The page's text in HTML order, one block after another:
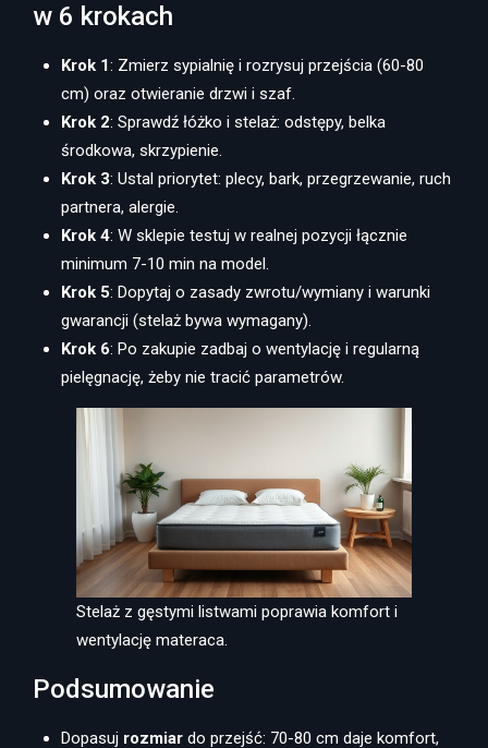
w 6 krokach
Krok 1: Zmierz sypialnię i rozrysuj przejścia (60-80
cm) oraz otwieranie drzwi i szaf.
Krok 2: Sprawdź łóżko i stelaż: odstępy, belka
środkowa, skrzypienie.
Krok 3: Ustal priorytet: plecy, bark, przegrzewanie, ruch
partnera, alergie.
Krok 4: W sklepie testuj w realnej pozycji łącznie
minimum 7-10 min na model.
Krok 5: Dopytaj o zasady zwrotu/wymiany i warunki
gwarancji (stelaż bywa wymagany).
Krok 6: Po zakupie zadbaj o wentylację i regularną
pielęgnację, żeby nie tracić parametrów.
Stelaż z gęstymi listwami poprawia komfort i
wentylację materaca.
Podsumowanie
Dopasuj rozmiar do przejść: 70-80 cm daje komfort,